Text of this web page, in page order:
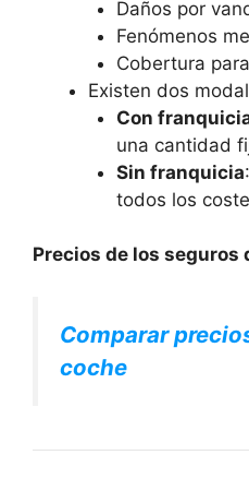
Daños por
Fenómenos
Cobertura
Existen dos
Con
una cantidad
Sin franquicia
todos los
Precios de los seguros
Comparar
coche